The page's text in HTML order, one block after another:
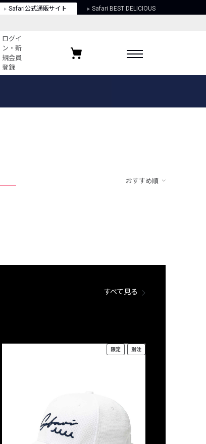
Safari公式通販サイト Safari BEST DELICIOUS
ログイ
ン・新
規会員
登録
お気に入りブランド
おすすめ順
すべて見る
限定 別注